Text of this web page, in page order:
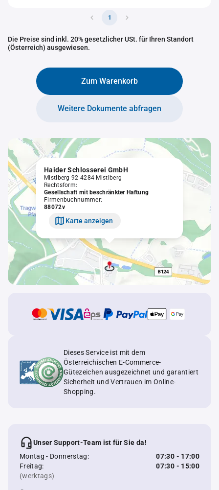
1
Die Preise sind inkl. 20% gesetzlicher USt. für Ihren Standort
(Österreich) ausgewiesen.
Zum Warenkorb
Weitere Dokumente abfragen
Haider Schlosserei GmbH
Mistlberg 92 4284 Mistlberg
Rechtsform:
Gesellschaft mit beschränkter Haftung
Firmenbuchnummer:
88072v
Karte anzeigen
Dieses Service ist mit dem
Österreichischen E-Commerce-
Gütezeichen ausgezeichnet und garantiert
Sicherheit und Vertrauen im Online-
Shopping.
Unser Support-Team ist für Sie da!
Montag - Donnerstag:
07:30 - 17:00
Freitag:
07:30 - 15:00
(werktags)